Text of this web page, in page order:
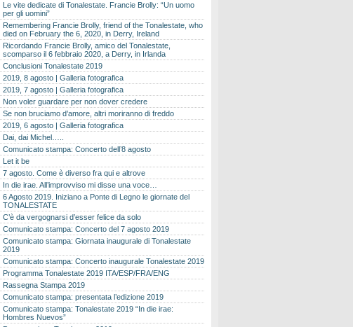
Le vite dedicate di Tonalestate. Francie Brolly: “Un uomo
per gli uomini”
Remembering Francie Brolly, friend of the Tonalestate, who
died on February the 6, 2020, in Derry, Ireland
Ricordando Francie Brolly, amico del Tonalestate,
scomparso il 6 febbraio 2020, a Derry, in Irlanda
Conclusioni Tonalestate 2019
2019, 8 agosto | Galleria fotografica
2019, 7 agosto | Galleria fotografica
Non voler guardare per non dover credere
Se non bruciamo d’amore, altri moriranno di freddo
2019, 6 agosto | Galleria fotografica
Dai, dai Michel…..
Comunicato stampa: Concerto dell’8 agosto
Let it be
7 agosto. Come è diverso fra qui e altrove
In die irae. All’improvviso mi disse una voce…
6 Agosto 2019. Iniziano a Ponte di Legno le giornate del
TONALESTATE
C’è da vergognarsi d’esser felice da solo
Comunicato stampa: Concerto del 7 agosto 2019
Comunicato stampa: Giornata inaugurale di Tonalestate
2019
Comunicato stampa: Concerto inaugurale Tonalestate 2019
Programma Tonalestate 2019 ITA/ESP/FRA/ENG
Rassegna Stampa 2019
Comunicato stampa: presentata l’edizione 2019
Comunicato stampa: Tonalestate 2019 “In die irae:
Hombres Nuevos”